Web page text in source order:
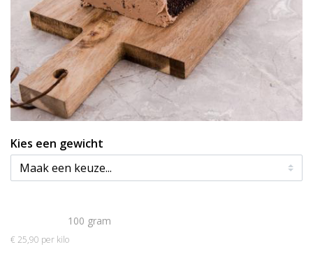
Kies een gewicht
100 gram
€ 25,90 per kilo